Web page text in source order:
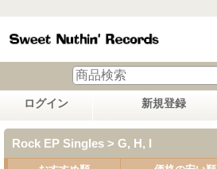
ログイン 新規登録
Rock EP Singles > G, H, I